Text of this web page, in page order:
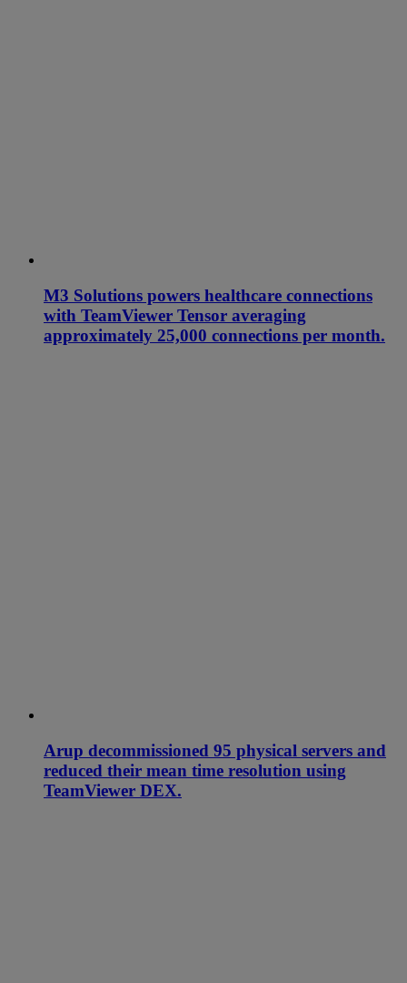
M3 Solutions powers healthcare connections
with TeamViewer Tensor averaging
approximately 25,000 connections per month.
Arup decommissioned 95 physical servers and
reduced their mean time resolution using
TeamViewer DEX.